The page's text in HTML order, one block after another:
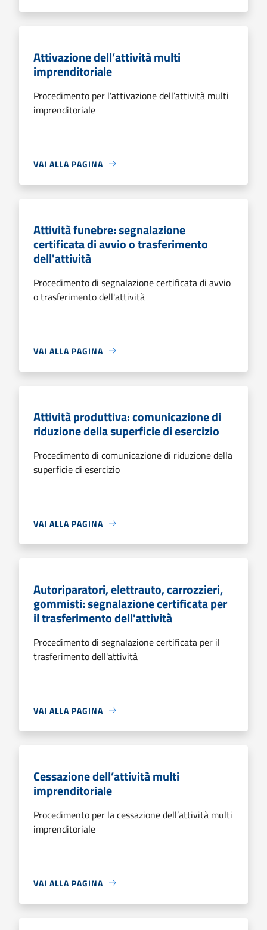
Attivazione dell’attività multi
imprenditoriale
Procedimento per l'attivazione dell’attività multi
imprenditoriale
VAI ALLA PAGINA
Attività funebre: segnalazione
certificata di avvio o trasferimento
dell'attività
Procedimento di segnalazione certificata di avvio
o trasferimento dell'attività
VAI ALLA PAGINA
Attività produttiva: comunicazione di
riduzione della superficie di esercizio
Procedimento di comunicazione di riduzione della
superficie di esercizio
VAI ALLA PAGINA
Autoriparatori, elettrauto, carrozzieri,
gommisti: segnalazione certificata per
il trasferimento dell'attività
Procedimento di segnalazione certificata per il
trasferimento dell'attività
VAI ALLA PAGINA
Cessazione dell’attività multi
imprenditoriale
Procedimento per la cessazione dell’attività multi
imprenditoriale
VAI ALLA PAGINA